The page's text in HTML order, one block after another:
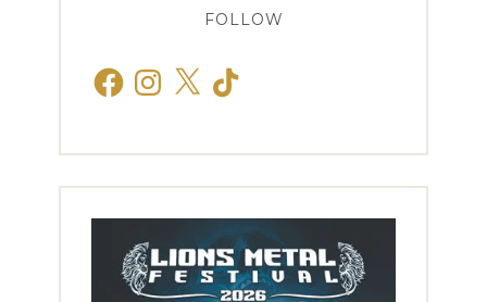
FOLLOW
FacebookInstagram
X TikTok